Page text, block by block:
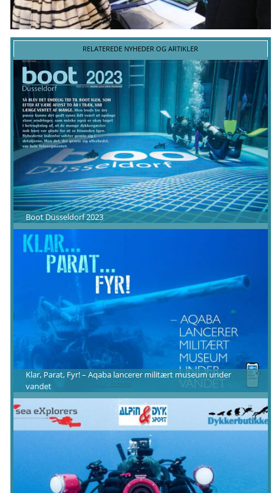
RELATEREDE NYHEDER OG ARTIKLER
Boot Düsseldorf 2023
Klar, Parat, Fyr! – Aqaba lancerer militært museum under
vandet